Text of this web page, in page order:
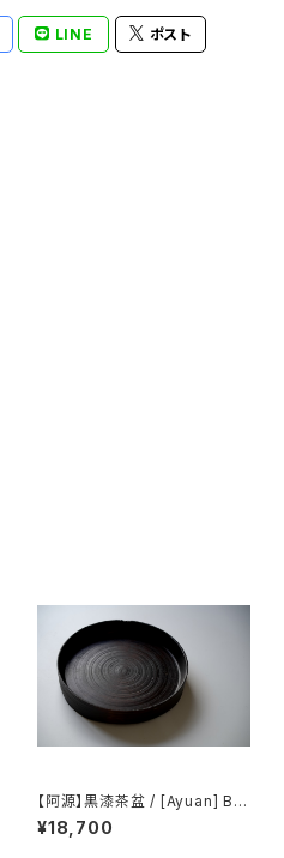
LINE ポスト
【阿源】黒漆茶盆 / [Ayuan] Bla
ck Lacquer Tea Tray
¥18,700